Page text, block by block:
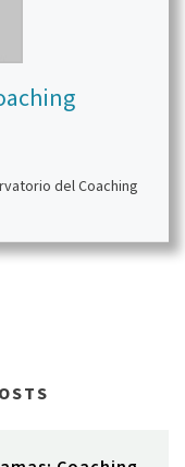
del Coaching